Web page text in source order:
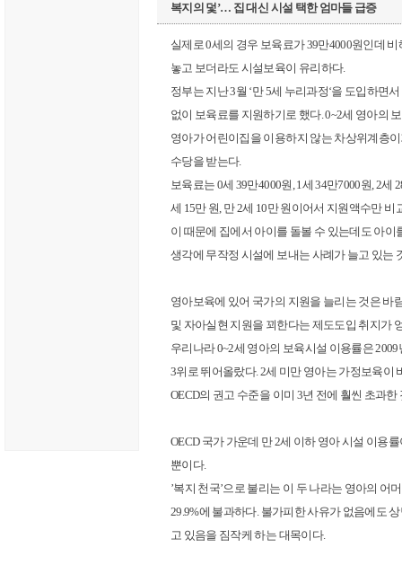
복지의 덫’… 집 대신 시설 택한 엄마들 급증
실제로 0세의 경우 보육료가 39만4000원인데
놓고 보더라도 시설보육이 유리하다.
정부는 지난 3월 ‘만 5세 누리과정‘을 도입하면
없이 보육료를 지원하기로 했다. 0~2세 영아의
영아가 어린이집을 이용하지 않는 차상위계층
수당을 받는다.
보육료는 0세 39만4000원, 1세 34만7000원, 2세
세 15만 원, 만 2세 10만 원이어서 지원액수만
이 때문에 집에서 아이를 돌볼 수 있는데도 아
생각에 무작정 시설에 보내는 사례가 늘고 있는
영아보육에 있어 국가의 지원을 늘리는 것은 바
및 자아실현 지원을 꾀한다는 제도도입 취지가
우리나라 0~2세 영아의 보육시설 이용률은
3위로 뛰어올랐다. 2세 미만 영아는 가정보육이
OECD의 권고 수준을 이미 3년 전에 훨씬 초과한
OECD 국가 가운데 만 2세 이하 영아 시설 이용
뿐이다.
’복지 천국’으로 불리는 이 두 나라는 영아의 어
29.9%에 불과하다. 불가피한 사유가 없음에도
고 있음을 짐작케 하는 대목이다.